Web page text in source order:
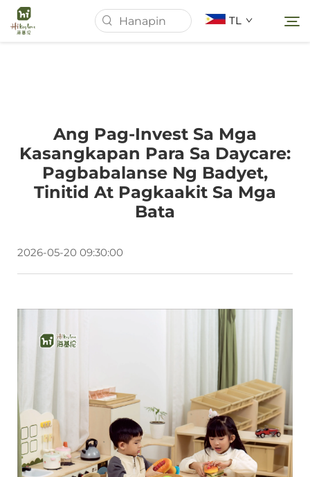
TL
Tungkol Sa Amin
Mga Produkto
Mga kaso
Makipag-ugnayan sa Amin
Ang Pag-Invest Sa Mga
Kasangkapan Para Sa Daycare:
Pagbabalanse Ng Badyet,
Tinitid At Pagkaakit Sa Mga
Bata
2026-05-20 09:30:00